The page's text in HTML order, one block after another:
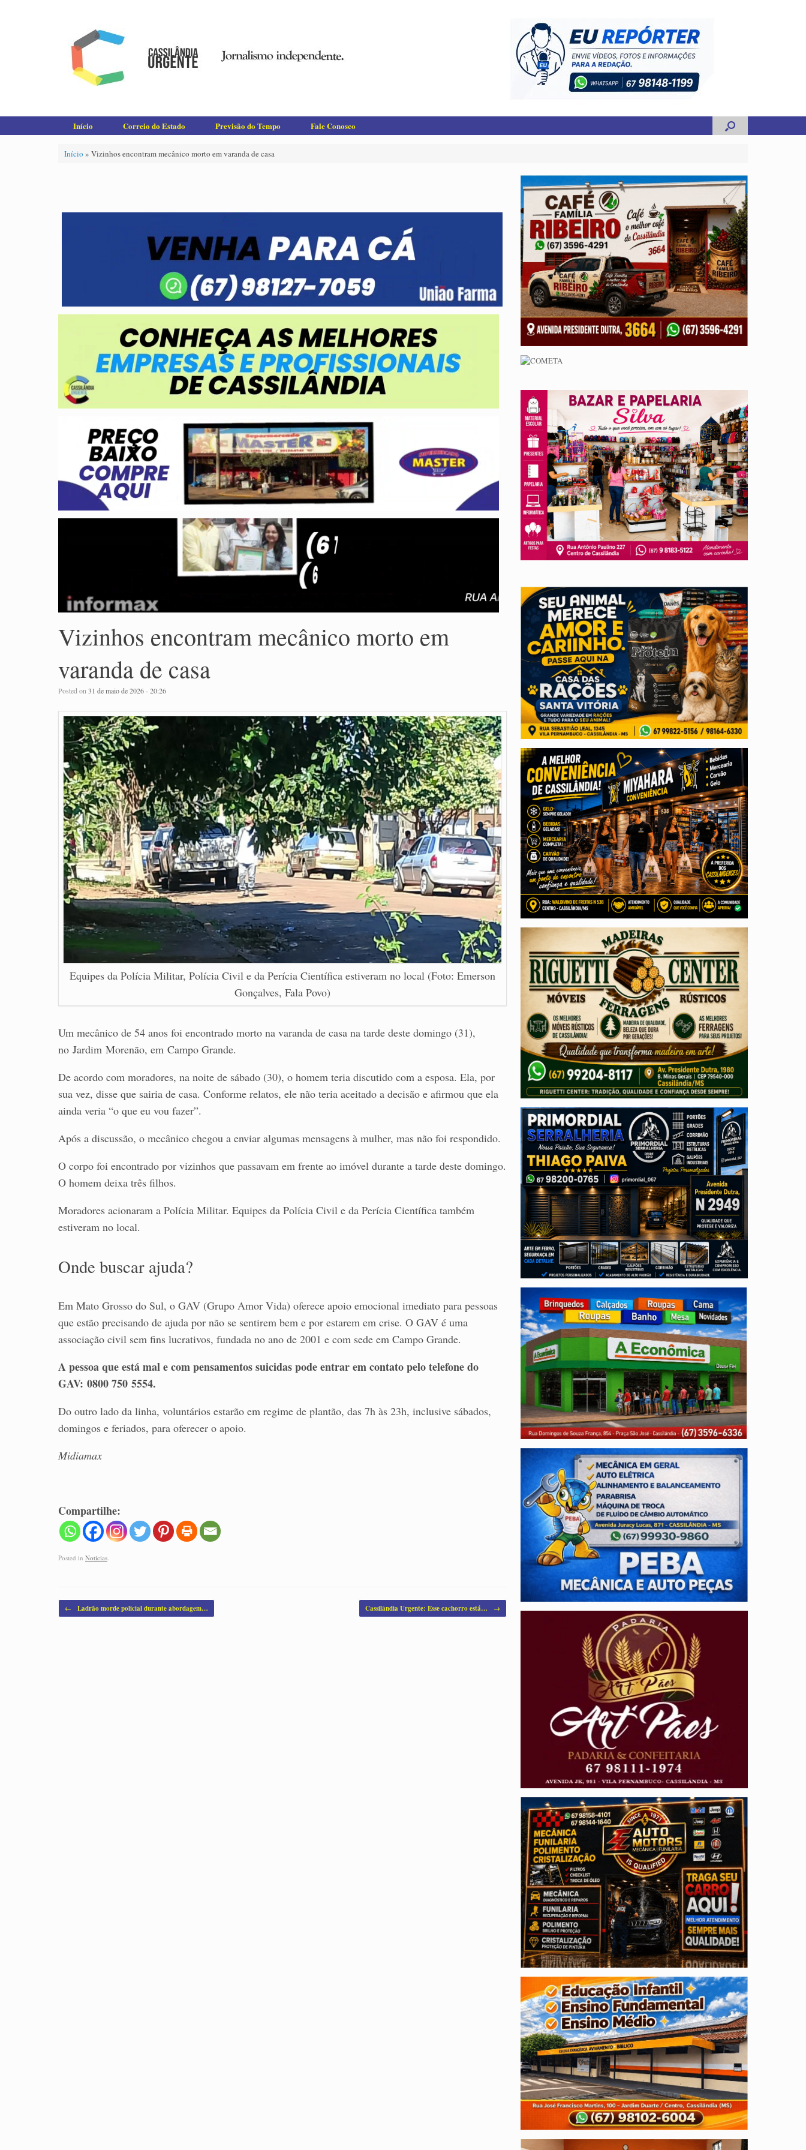
Início Correio do Estado Previsão do Tempo Fale Conosco
Início » Vizinhos encontram mecânico morto em varanda de casa
Vizinhos encontram mecânico morto em
varanda de casa
Posted on31 de maio de 2026 - 20:26
Equipes da Polícia Militar, Polícia Civil e da Perícia Científica estiveram no local (Foto: Emerson
Gonçalves, Fala Povo)
Um mecânico de 54 anos foi encontrado morto na varanda de casa na tarde deste domingo (31),
no Jardim Morenão, em Campo Grande.
De acordo com moradores, na noite de sábado (30), o homem teria discutido com a esposa. Ela, por
sua vez, disse que sairia de casa. Conforme relatos, ele não teria aceitado a decisão e afirmou que ela
ainda veria “o que eu vou fazer”.
Após a discussão, o mecânico chegou a enviar algumas mensagens à mulher, mas não foi respondido.
O corpo foi encontrado por vizinhos que passavam em frente ao imóvel durante a tarde deste domingo.
O homem deixa três filhos.
Moradores acionaram a Polícia Militar. Equipes da Polícia Civil e da Perícia Científica também
estiveram no local.
Onde buscar ajuda?
Em Mato Grosso do Sul, o GAV (Grupo Amor Vida) oferece apoio emocional imediato para pessoas
que estão precisando de ajuda por não se sentirem bem e por estarem em crise. O GAV é uma
associação civil sem fins lucrativos, fundada no ano de 2001 e com sede em Campo Grande.
A pessoa que está mal e com pensamentos suicidas pode entrar em contato pelo telefone do
GAV: 0800 750 5554.
Do outro lado da linha, voluntários estarão em regime de plantão, das 7h às 23h, inclusive sábados,
domingos e feriados, para oferecer o apoio.
Midiamax
Compartilhe:
Posted in Noticias
Post navigation
← Ladrão morde policial durante abordagem… Cassilândia Urgente: Esse cachorro está… →